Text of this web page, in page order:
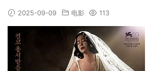
2025-09-09 电影 113